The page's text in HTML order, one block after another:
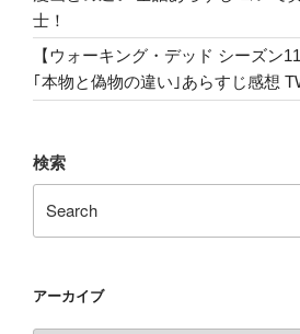
士！
【ウォーキング・デッド シーズン
｢本物と偽物の違い｣あらすじ感想
検索
アーカイブ